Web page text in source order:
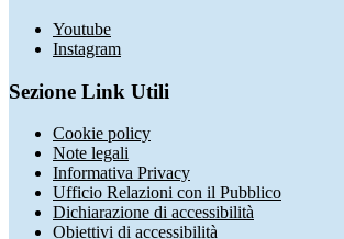
Youtube
Instagram
Sezione Link Utili
Cookie policy
Note legali
Informativa Privacy
Ufficio Relazioni con il Pubblico
Dichiarazione di accessibilità
Obiettivi di accessibilità